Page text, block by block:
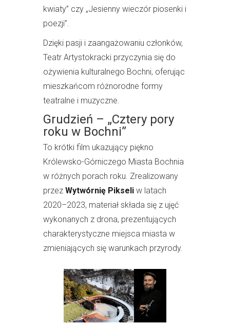
kwiaty” czy „Jesienny wieczór piosenki i
poezji”.
Dzięki pasji i zaangażowaniu członków,
Teatr Artystokracki przyczynia się do
ożywienia kulturalnego Bochni, oferując
mieszkańcom różnorodne formy
teatralne i muzyczne.
Grudzień – „Cztery pory
roku w Bochni”
To krótki film ukazujący piękno
Królewsko-Górniczego Miasta Bochnia
w różnych porach roku. Zrealizowany
przez Wytwórnię Pikseli w latach
2020–2023, materiał składa się z ujęć
wykonanych z drona, prezentujących
charakterystyczne miejsca miasta w
zmieniających się warunkach przyrody.